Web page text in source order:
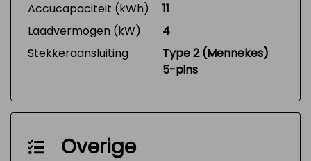
Accucapaciteit (kWh)
11
Laadvermogen (kW)
4
Stekkeraansluiting
Type 2 (Mennekes)
5-pins
Overige